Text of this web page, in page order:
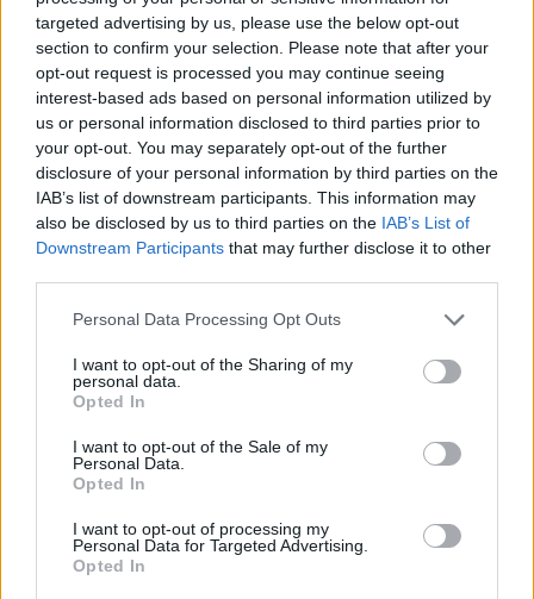
targeted advertising by us, please use the below opt-out
section to confirm your selection. Please note that after your
opt-out request is processed you may continue seeing
interest-based ads based on personal information utilized by
us or personal information disclosed to third parties prior to
your opt-out. You may separately opt-out of the further
disclosure of your personal information by third parties on the
IAB’s list of downstream participants. This information may
also be disclosed by us to third parties on the IAB’s List of
Downstream Participants that may further disclose it to other
Please note that this website/app uses one or more Google
not limited to your visit or usage behaviour. You may click to
grant or deny consent to Google and its third-party tags to
use your data for below specified purposes in below Google
consent section.
Personal Data Processing Opt Outs
I want to opt-out of the Sharing of my
personal data.
Opted In
I want to opt-out of the Sale of my
Personal Data.
Opted In
I want to opt-out of processing my
Personal Data for Targeted Advertising.
Opted In
Η αλυσίδα που εκμεταλλεύεται το ξενοδοχείο Voi
Colonna, μετά την διάσταση που έλαβε η υπόθεση
στον ιταλικό Τύπο, υπογράμμισε ότι «ζητά
συγγνώμη» και πως «ξεκίνησε εσωτερική έρευνα,
με στόχο να μην επαναληφθεί ποτέ άλλοτε κάτι
παρόμοιο και να μην νιώσει κανένας πελάτης ότι
προσβάλλεται».